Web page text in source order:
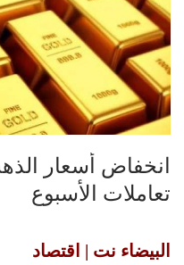
انخفاض أسعار
تعاملات الأسبوع
البيضاء نت | اقتصاد